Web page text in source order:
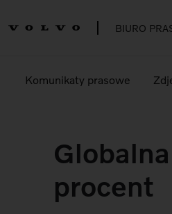
BIURO
Komunikaty prasowe
procent